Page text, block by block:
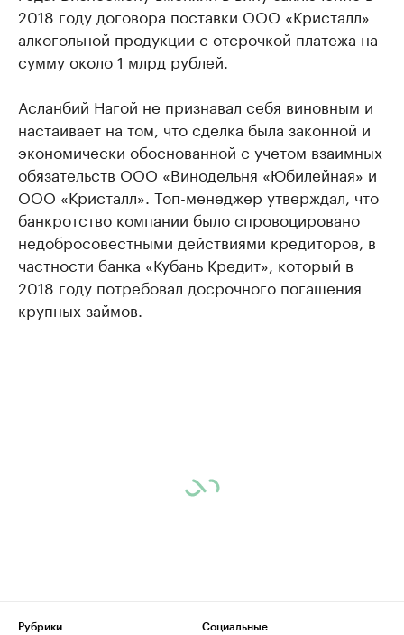
2018 году договора поставки ООО «Кристалл»
алкогольной продукции с отсрочкой платежа на
сумму около 1 млрд рублей.
Асланбий Нагой не признавал себя виновным и
настаивает на том, что сделка была законной и
экономически обоснованной с учетом взаимных
обязательств ООО «Винодельня «Юбилейная» и
ООО «Кристалл». Топ-менеджер утверждал, что
банкротство компании было спровоцировано
недобросовестными действиями кредиторов, в
частности банка «Кубань Кредит», который в
2018 году потребовал досрочного погашения
крупных займов.
Рубрики
Социальные